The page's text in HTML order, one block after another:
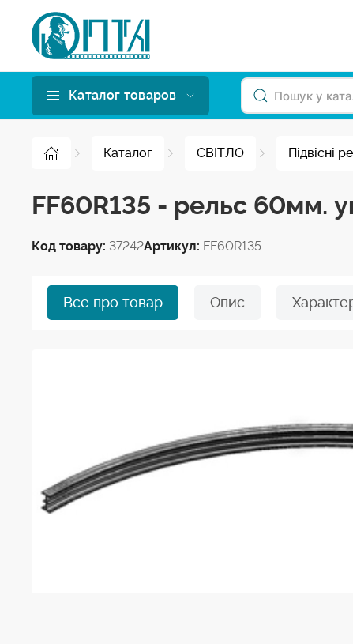
Каталог товаров
Каталог СВІТЛО Підвісні
FF60R135 - рельс 60мм.
Код товару: 37242Артикул: FF60R135
Все про товар Опис